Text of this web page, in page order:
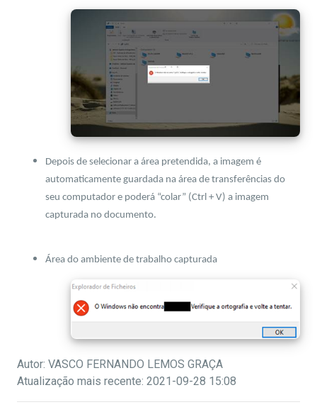
Depois de selecionar a área pretendida, a imagem é
automaticamente guardada na área de transferências do
seu computador e poderá “colar” (Ctrl + V) a imagem
capturada no documento.
Área do ambiente de trabalho capturada
Autor: VASCO FERNANDO LEMOS GRAÇA
Atualização mais recente: 2021-09-28 15:08